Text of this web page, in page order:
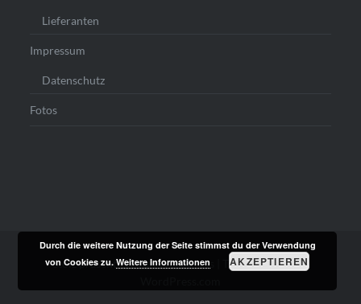
Lieferanten
Impressum
Datenschutz
Fotos
Stolz präsentiert von WordPress
Theme: Dyad von
Durch die weitere Nutzung der Seite stimmst du der Verwendung
von Cookies zu.Weitere Informationen AKZEPTIEREN